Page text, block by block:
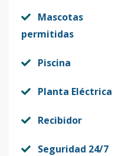
Mascotas
permitidas
Piscina
Planta Eléctrica
Recibidor
Seguridad 24/7